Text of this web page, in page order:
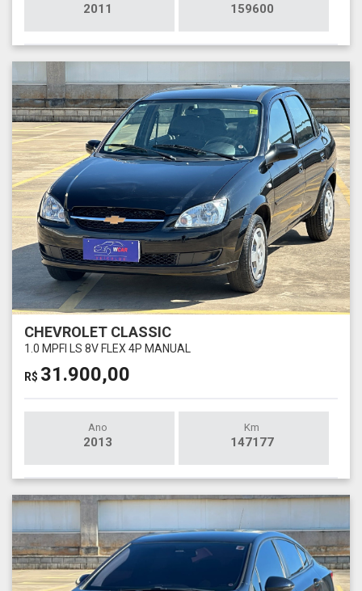
2011 159600
CHEVROLET CLASSIC
1.0 MPFI LS 8V FLEX 4P MANUAL
R$ 31.900,00
Ano
2013
Km
147177